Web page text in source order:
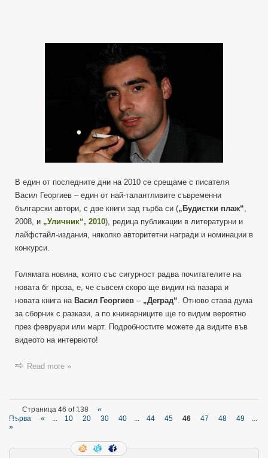
В един от последните дни на 2010 се срещаме с писателя
Васил Георгиев – един от най-талантливите съвременни
български автори, с две книги зад гърба си („Будистки плаж“,
2008, и „Уличник“, 2010), редица публикации в литературни и
лайфстайл-издания, няколко авторитетни награди и номинации в
конкурси.
Голямата новина, която със сигурност радва почитателите на
новата бг проза, е, че съвсем скоро ще видим на пазара и
новата книга на Васил Георгиев – „Деград“. Отново става дума
за сборник с разкази, а по книжарниците ще го видим вероятно
през февруари или март. Подробностите можете да видите във
видеото на интервюто!
Read more »
Страница 46 of 138
«
Първа
« ... 10 20 30 40 ... 44 45 46 47 48 49 ...
»